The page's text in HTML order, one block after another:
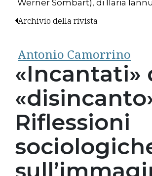
Werner Sombart), di Ilaria
Archivio della rivista
Antonio Camorrino
«Incantati»
Riflessioni